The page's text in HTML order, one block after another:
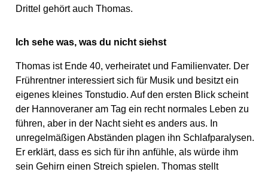
Drittel gehört auch Thomas.
Ich sehe was, was du nicht siehst
Thomas ist Ende 40, verheiratet und Familienvater. Der
Frührentner interessiert sich für Musik und besitzt ein
eigenes kleines Tonstudio. Auf den ersten Blick scheint
der Hannoveraner am Tag ein recht normales Leben zu
führen, aber in der Nacht sieht es anders aus. In
unregelmäßigen Abständen plagen ihn Schlafparalysen.
Er erklärt, dass es sich für ihn anfühle, als würde ihm
sein Gehirn einen Streich spielen. Thomas stellt